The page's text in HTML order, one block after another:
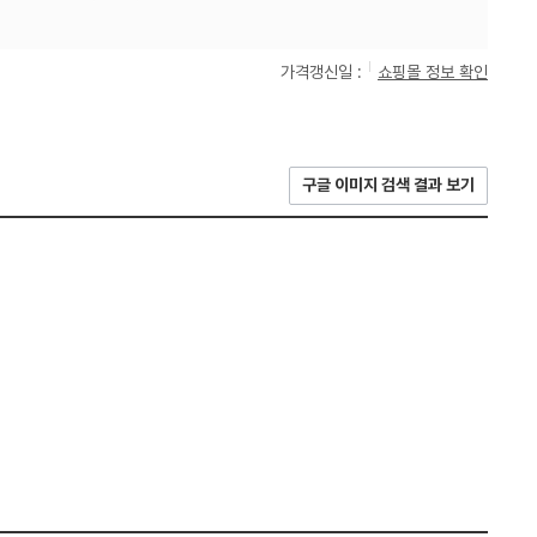
가격갱신일 : 쇼핑몰 정보 확인
구글 이미지 검색 결과 보기